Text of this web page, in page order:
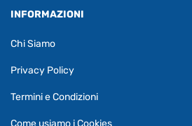
INFORMAZIONI
Chi Siamo
Privacy Policy
Termini e Condizioni